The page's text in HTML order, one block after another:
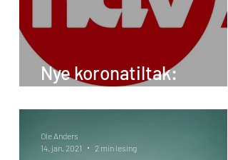
Nye koronatiltak:
Ole Anders
14. jan. 2021
2 min lesing